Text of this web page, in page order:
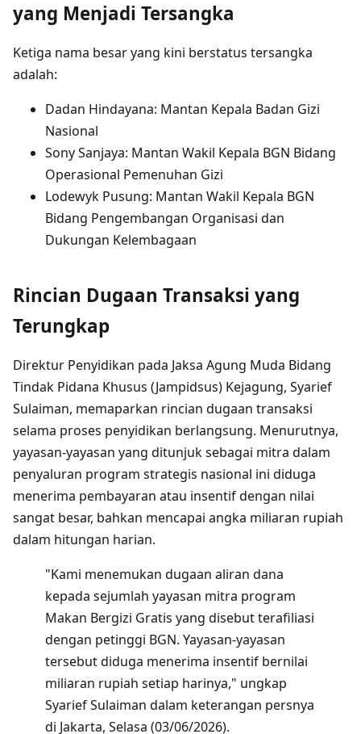
yang Menjadi Tersangka
Ketiga nama besar yang kini berstatus tersangka
adalah:
Dadan Hindayana: Mantan Kepala Badan Gizi
Nasional
Sony Sanjaya: Mantan Wakil Kepala BGN Bidang
Operasional Pemenuhan Gizi
Lodewyk Pusung: Mantan Wakil Kepala BGN
Bidang Pengembangan Organisasi dan
Dukungan Kelembagaan
Rincian Dugaan Transaksi yang
Terungkap
Direktur Penyidikan pada Jaksa Agung Muda Bidang
Tindak Pidana Khusus (Jampidsus) Kejagung, Syarief
Sulaiman, memaparkan rincian dugaan transaksi
selama proses penyidikan berlangsung. Menurutnya,
yayasan-yayasan yang ditunjuk sebagai mitra dalam
penyaluran program strategis nasional ini diduga
menerima pembayaran atau insentif dengan nilai
sangat besar, bahkan mencapai angka miliaran rupiah
dalam hitungan harian.
"Kami menemukan dugaan aliran dana
kepada sejumlah yayasan mitra program
Makan Bergizi Gratis yang disebut terafiliasi
dengan petinggi BGN. Yayasan-yayasan
tersebut diduga menerima insentif bernilai
miliaran rupiah setiap harinya," ungkap
Syarief Sulaiman dalam keterangan persnya
di Jakarta, Selasa (03/06/2026).